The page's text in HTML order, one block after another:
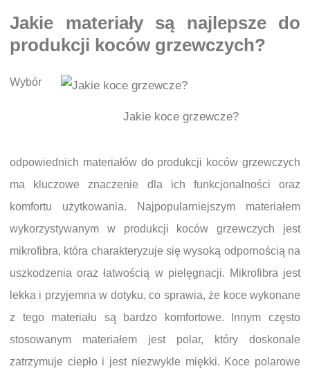
Jakie materiały są najlepsze do
produkcji koców grzewczych?
Jakie koce grzewcze?
Wybór
odpowiednich materiałów do produkcji koców grzewczych
ma kluczowe znaczenie dla ich funkcjonalności oraz
komfortu użytkowania. Najpopularniejszym materiałem
wykorzystywanym w produkcji koców grzewczych jest
mikrofibra, która charakteryzuje się wysoką odpornością na
uszkodzenia oraz łatwością w pielęgnacji. Mikrofibra jest
lekka i przyjemna w dotyku, co sprawia, że koce wykonane
z tego materiału są bardzo komfortowe. Innym często
stosowanym materiałem jest polar, który doskonale
zatrzymuje ciepło i jest niezwykle miękki. Koce polarowe